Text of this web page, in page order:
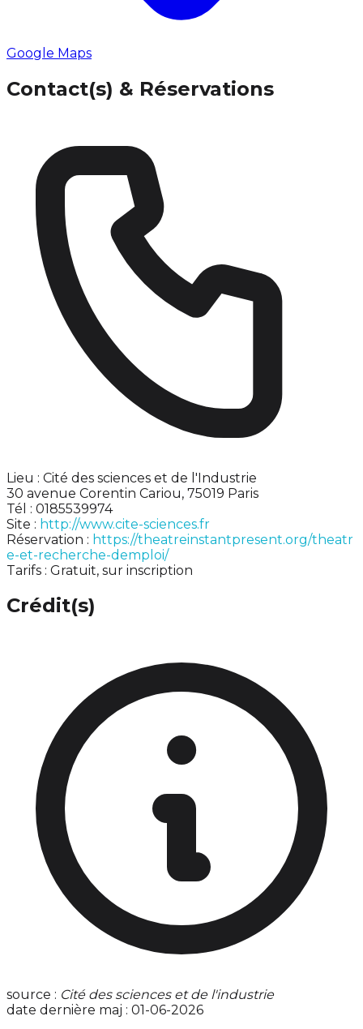
Google Maps
Contact(s) & Réservations
Lieu : Cité des sciences et de l'Industrie
30 avenue Corentin Cariou, 75019 Paris
Tél : 0185539974
Site : http://www.cite-sciences.fr
Réservation : https://theatreinstantpresent.org/theatr
e-et-recherche-demploi/
Tarifs : Gratuit, sur inscription
Crédit(s)
source : Cité des sciences et de l'industrie
date dernière maj : 01-06-2026